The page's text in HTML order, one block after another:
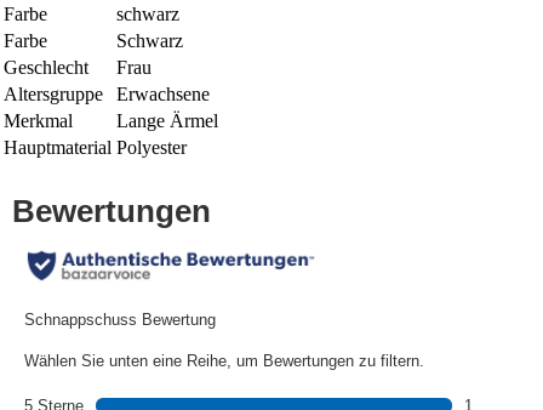
Farbe
schwarz
Farbe
Schwarz
Geschlecht
Frau
Altersgruppe
Erwachsene
Merkmal
Lange Ärmel
Hauptmaterial Polyester